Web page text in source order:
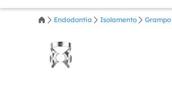
Endodontia Isolamento Grampo